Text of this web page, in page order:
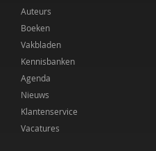
Auteurs
Boeken
Vakbladen
Kennisbanken
Agenda
Nieuws
Klantenservice
Vacatures